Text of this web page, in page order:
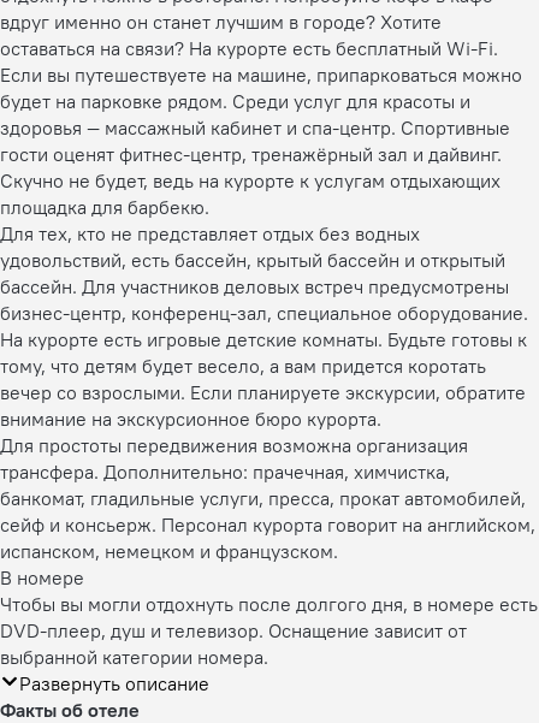
вдруг именно он станет лучшим в городе? Хотите
оставаться на связи? На курорте есть бесплатный Wi-Fi.
Если вы путешествуете на машине, припарковаться можно
будет на парковке рядом. Среди услуг для красоты и
здоровья — массажный кабинет и спа-центр. Спортивные
гости оценят фитнес-центр, тренажёрный зал и дайвинг.
Скучно не будет, ведь на курорте к услугам отдыхающих
площадка для барбекю.
Для тех, кто не представляет отдых без водных
удовольствий, есть бассейн, крытый бассейн и открытый
бассейн. Для участников деловых встреч предусмотрены
бизнес-центр, конференц-зал, специальное оборудование.
На курорте есть игровые детские комнаты. Будьте готовы к
тому, что детям будет весело, а вам придется коротать
вечер со взрослыми. Если планируете экскурсии, обратите
внимание на экскурсионное бюро курорта.
Для простоты передвижения возможна организация
трансфера. Дополнительно: прачечная, химчистка,
банкомат, гладильные услуги, пресса, прокат автомобилей,
сейф и консьерж. Персонал курорта говорит на английском,
испанском, немецком и французском.
В номере
Чтобы вы могли отдохнуть после долгого дня, в номере есть
DVD-плеер, душ и телевизор. Оснащение зависит от
выбранной категории номера.
Развернуть описание
Факты об отеле